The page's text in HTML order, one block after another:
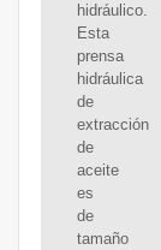
hidráulico.
Esta
prensa
hidráulica
de
extracción
de
aceite
es
de
tamaño